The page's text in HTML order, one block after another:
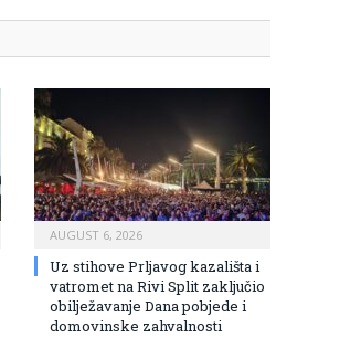
AUGUST 6, 2026
Uz stihove Prljavog kazališta i
vatromet na Rivi Split zaključio
obilježavanje Dana pobjede i
domovinske zahvalnosti